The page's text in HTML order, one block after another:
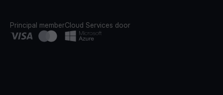
Principal memberCloud Services door